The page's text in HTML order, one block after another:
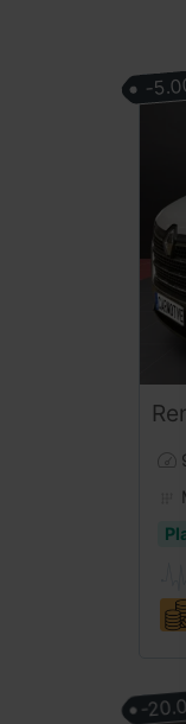
-
-